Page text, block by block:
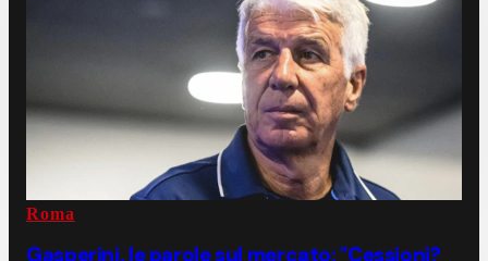
Roma
Gasperini, le parole sul mercato: "Cessioni?